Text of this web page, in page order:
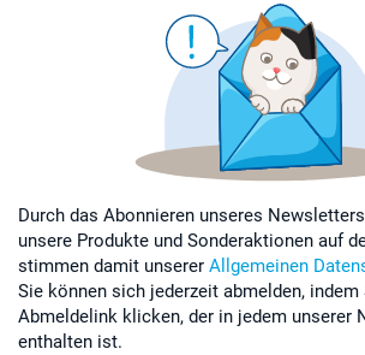
Durch das Abonnieren unseres
unsere Produkte und Sonderaktionen auf
stimmen damit unserer Allgemeinen
Sie können sich jederzeit abmelden, indem
Abmeldelink klicken, der in jedem unserer
enthalten ist.